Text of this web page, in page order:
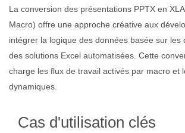
La conversion des présentations PPTX en
Macro) offre une approche créative aux
intégrer la logique des données basée sur les
des solutions Excel automatisées. Cette
charge les flux de travail activés par macro et
dynamiques.
Cas d'utilisation clés